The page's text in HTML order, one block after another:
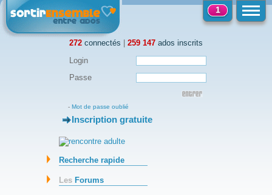
272 connectés | 259 147 ados inscrits
1
Login
Passe
- Mot de passe oublié
-Inscription gratuite
Recherche rapide
Les Forums